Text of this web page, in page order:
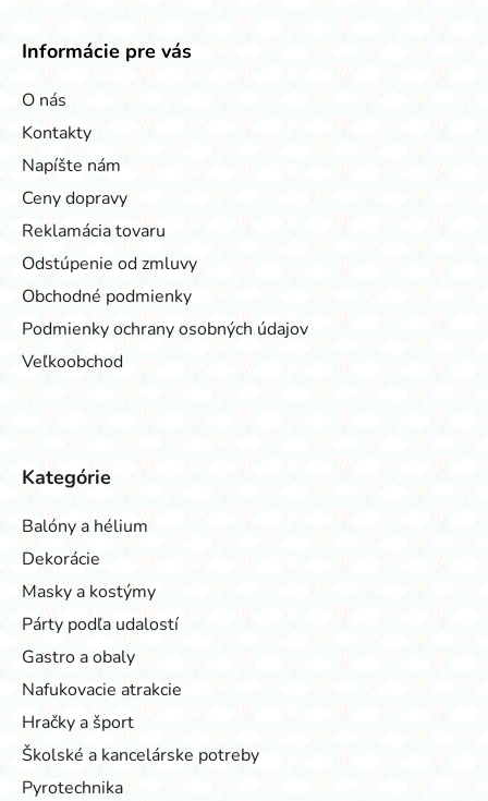
Informácie pre vás
O nás
Kontakty
Napíšte nám
Ceny dopravy
Reklamácia tovaru
Odstúpenie od zmluvy
Obchodné podmienky
Podmienky ochrany osobných údajov
Veľkoobchod
Kategórie
Balóny a hélium
Dekorácie
Masky a kostýmy
Párty podľa udalostí
Gastro a obaly
Nafukovacie atrakcie
Hračky a šport
Školské a kancelárske potreby
Pyrotechnika